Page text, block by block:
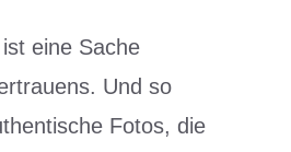
eine Sache
Und so
Fotos, die